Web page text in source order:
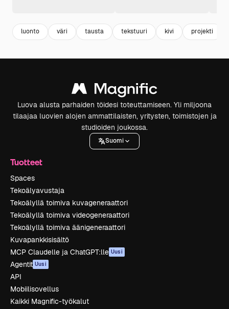
luonto väri tausta tekstuuri kivi projekti
Luova alusta parhaiden töidesi toteuttamiseen. Yli miljoona
tilaajaa luovien alojen ammattilaisten, yritysten, toimistojen ja
studioiden joukossa.
Suomi
Tuotteet
Spaces
Tekoälyavustaja
Tekoälyllä toimiva kuvageneraattori
Tekoälyllä toimiva videogeneraattori
Tekoälyllä toimiva äänigeneraattori
Kuvapankkisisältö
MCP Claudelle ja ChatGPT:lle Uusi
Agentit Uusi
API
Mobiilisovellus
Kaikki Magnific-työkalut